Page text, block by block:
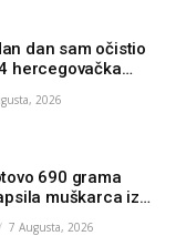
dan sam očistio
hercegovačka
čistio samo smeće,
2026
690 grama
muškarca iz
7 Augusta, 2026